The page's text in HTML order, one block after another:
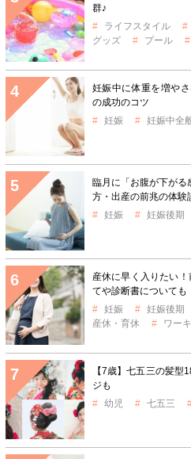
群♪
ライフスタイル
グッズ
プール
妊娠中に体重を増や
の成功のコツ
妊娠
妊娠中全
臨月に「お腹が下がる
方・出産の前兆の体験
妊娠
妊娠後期
産休に早く入りたい
てや診断書についても
妊娠
妊娠後期
産休・育休
ワー
【7歳】七五三の髪型
ジも
幼児
七五三